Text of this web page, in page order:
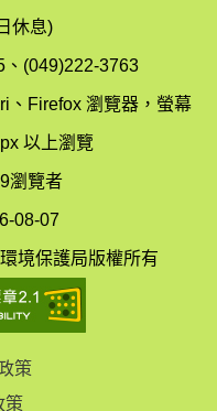
局
圖
制
科
(南
休息)
、(049)222-3763
、Firefox 瀏覽器，螢幕
以上瀏覽
瀏覽者
08-07
境保護局版權所有
策
策